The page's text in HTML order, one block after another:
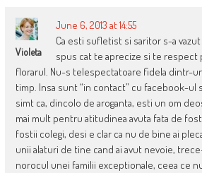
Violeta
June 6, 2013 at 14:55
Ca esti sufletist si saritor s-a
spus cat te aprecize si te respect
florarul. Nu-s telespectatoare fidela dintr-
timp. Insa sunt “in contact” cu facebook-ul
simt ca, dincolo de aroganta, esti un om
mai mult pentru atitudinea avuta fata de
fostii colegi, desi e clar ca nu de bine ai
unii alaturi de tine cand ai avut nevoie,
norocul unei familii exceptionale, ceea ce